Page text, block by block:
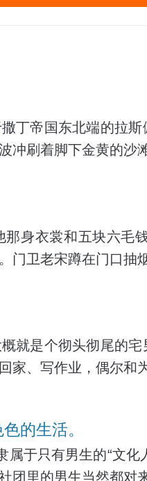
丁帝国东北端的拉
冲刷着脚下金黄的沙
身衣裳和五块六
门卫老宋蹲在门口抽
就是个彻头彻尾的
、写作业，偶尔和
的生活。
于只有男生的“文
团里的男生当然都对